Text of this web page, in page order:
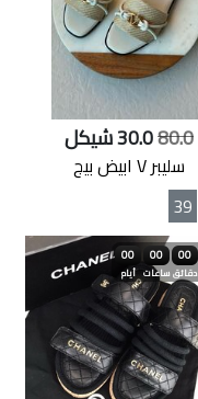
80.0
سليبر V ابيض بيج
39
00
أيام
00
ساعات
00
دقائق